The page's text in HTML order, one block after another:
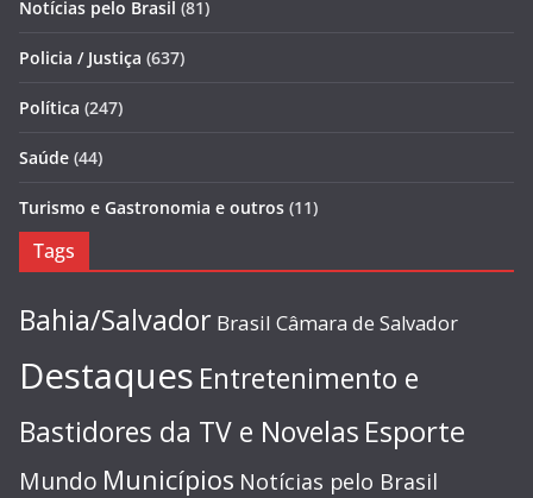
Notícias pelo Brasil (81)
Policia / Justiça (637)
Política (247)
Saúde (44)
Turismo e Gastronomia e outros (11)
Tags
Bahia/Salvador Brasil Câmara de Salvador
Destaques Entretenimento e
Bastidores da TV e Novelas Esporte
Mundo Municípios Notícias pelo Brasil